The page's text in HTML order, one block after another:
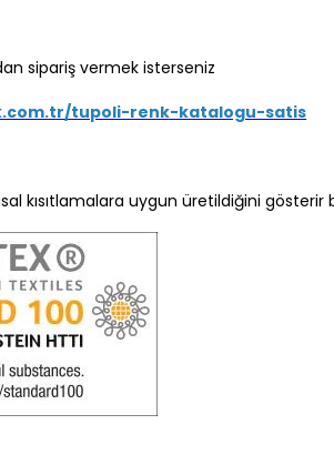
sipariş vermek isterseniz
tupoli-renk-katalogu-satis
kısıtlamalara uygun üretildiğini